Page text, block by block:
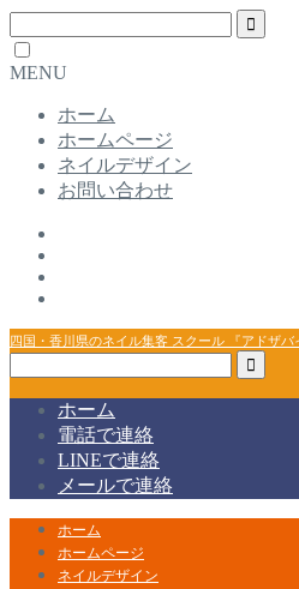
MENU
ホーム
ホームページ
ネイルデザイン
お問い合わせ
四国・香川県のネイル集客 スクール 『アドザバ
ホーム
電話で連絡
LINEで連絡
メールで連絡
ホーム
ホームページ
ネイルデザイン